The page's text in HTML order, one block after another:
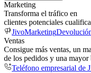
Marketing
Transforma el tráfico en
clientes potenciales
JivoMarketing
Ventas
Consigue más ventas, un
de los pedidos y una mayor
Teléfono empresarial de